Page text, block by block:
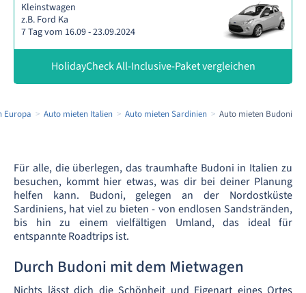
Kleinstwagen
z.B. Ford Ka
7 Tag vom 16.09 - 23.09.2024
HolidayCheck All-Inclusive-Paket vergleichen
Europa Auto mieten Italien Auto mieten Sardinien Auto mieten Budoni
Für alle, die überlegen, das traumhafte Budoni in Italien zu
besuchen, kommt hier etwas, was dir bei deiner Planung
helfen kann. Budoni, gelegen an der Nordostküste
Sardiniens, hat viel zu bieten - von endlosen Sandstränden,
bis hin zu einem vielfältigen Umland, das ideal für
entspannte Roadtrips ist.
Durch Budoni mit dem Mietwagen